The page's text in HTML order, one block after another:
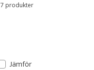
Sortera och filtrera
7 produkter
Lista över resultat
Jämför